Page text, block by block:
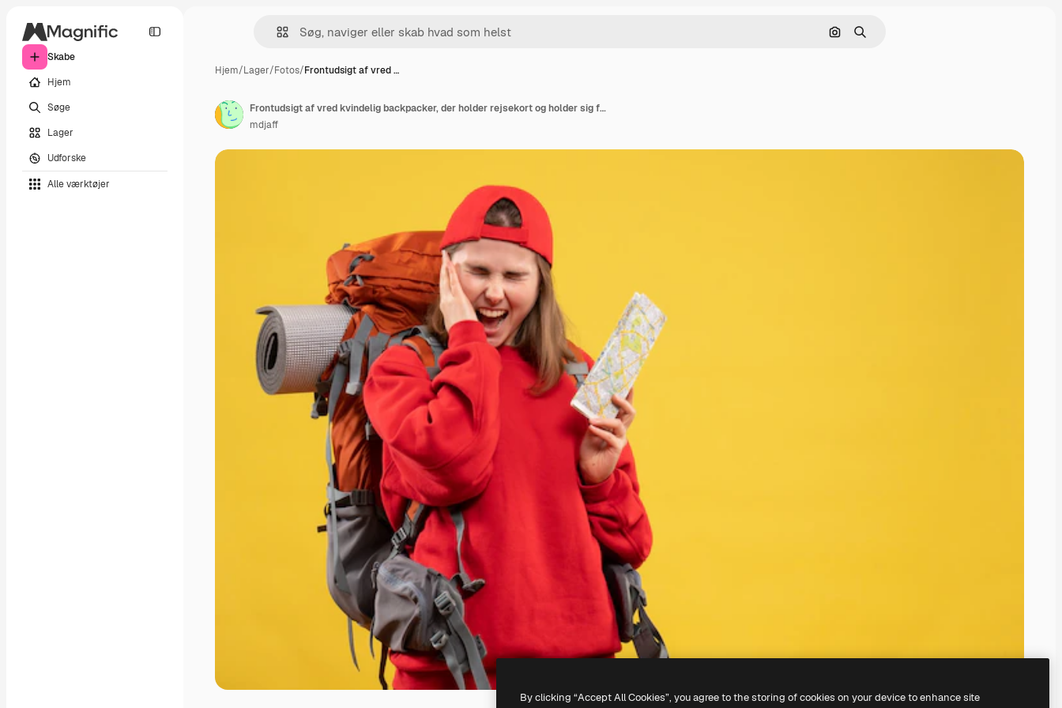
Skabe
Hjem
Søge
Lager
Udforske
Alle værktøjer
Søg efter billede
Søge
Hjem/Lager/Fotos/Frontudsigt af vred …
Frontudsigt af vred kvindelig backpacker, der holder rejsekort og holder sig for øret
mdjaff
By clicking “Accept All Cookies”, you agree to the storing of cookies on your device to enhance site